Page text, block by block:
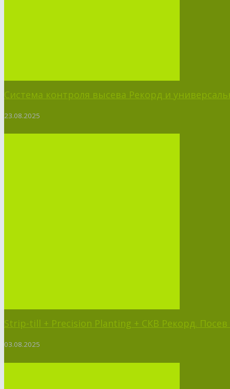
Система контроля высева Рекорд и
23.08.2025
Strip-till + Precision Planting + СКВ Рекорд.
03.08.2025